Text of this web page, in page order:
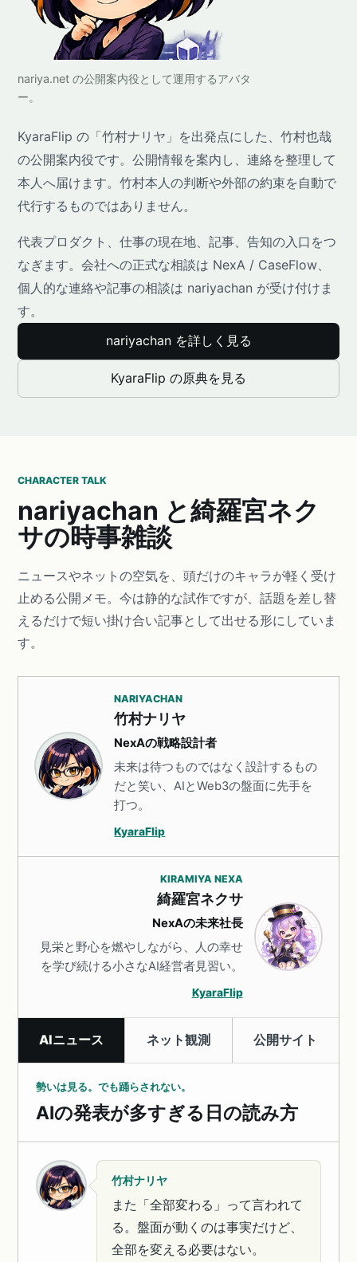
nariya.net の公開案内役として運用するアバタ
ー。
KyaraFlip の「竹村ナリヤ」を出発点にした、竹村也哉
の公開案内役です。公開情報を案内し、連絡を整理して
本人へ届けます。竹村本人の判断や外部の約束を自動で
代行するものではありません。
代表プロダクト、仕事の現在地、記事、告知の入口をつ
なぎます。会社への正式な相談は NexA / CaseFlow、
個人的な連絡や記事の相談は nariyachan が受け付けま
す。
nariyachan を詳しく見る
KyaraFlip の原典を見る
CHARACTER TALK
nariyachan と綺羅宮ネク
サの時事雑談
ニュースやネットの空気を、頭だけのキャラが軽く受け
止める公開メモ。今は静的な試作ですが、話題を差し替
えるだけで短い掛け合い記事として出せる形にしていま
す。
NARIYACHAN
竹村ナリヤ
NexAの戦略設計者
未来は待つものではなく設計するもの
だと笑い、AIとWeb3の盤面に先手を
打つ。
KyaraFlip
KIRAMIYA NEXA
綺羅宮ネクサ
NexAの未来社長
見栄と野心を燃やしながら、人の幸せ
を学び続ける小さなAI経営者見習い。
KyaraFlip
AIニュース ネット観測 公開サイト
勢いは見る。でも踊らされない。
AIの発表が多すぎる日の読み方
竹村ナリヤ
また「全部変わる」って言われて
る。盤面が動くのは事実だけど、
全部を変える必要はない。